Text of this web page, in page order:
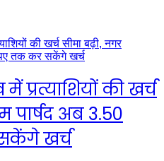
प्रत्याशियों की खर्च
पार्षद अब 3.50
खर्च